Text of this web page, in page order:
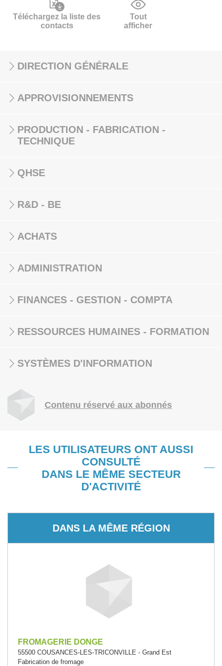
Téléchargez la liste des
contacts
Tout
afficher
DIRECTION GÉNÉRALE
APPROVISIONNEMENTS
PRODUCTION - FABRICATION -
TECHNIQUE
QHSE
R&D - BE
ACHATS
ADMINISTRATION
FINANCES - GESTION - COMPTA
RESSOURCES HUMAINES - FORMATION
SYSTÈMES D'INFORMATION
Contenu réservé aux abonnés
LES UTILISATEURS ONT AUSSI
CONSULTÉ
DANS LE MÊME SECTEUR
D'ACTIVITÉ
DANS LA MÊME RÉGION
FROMAGERIE DONGE
55500 COUSANCES-LES-TRICONVILLE - Grand Est
Fabrication de fromage